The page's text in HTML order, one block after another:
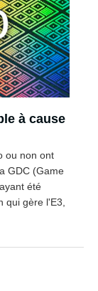
à cause
ou non ont
GDC (Game
été
qui gère l'E3,